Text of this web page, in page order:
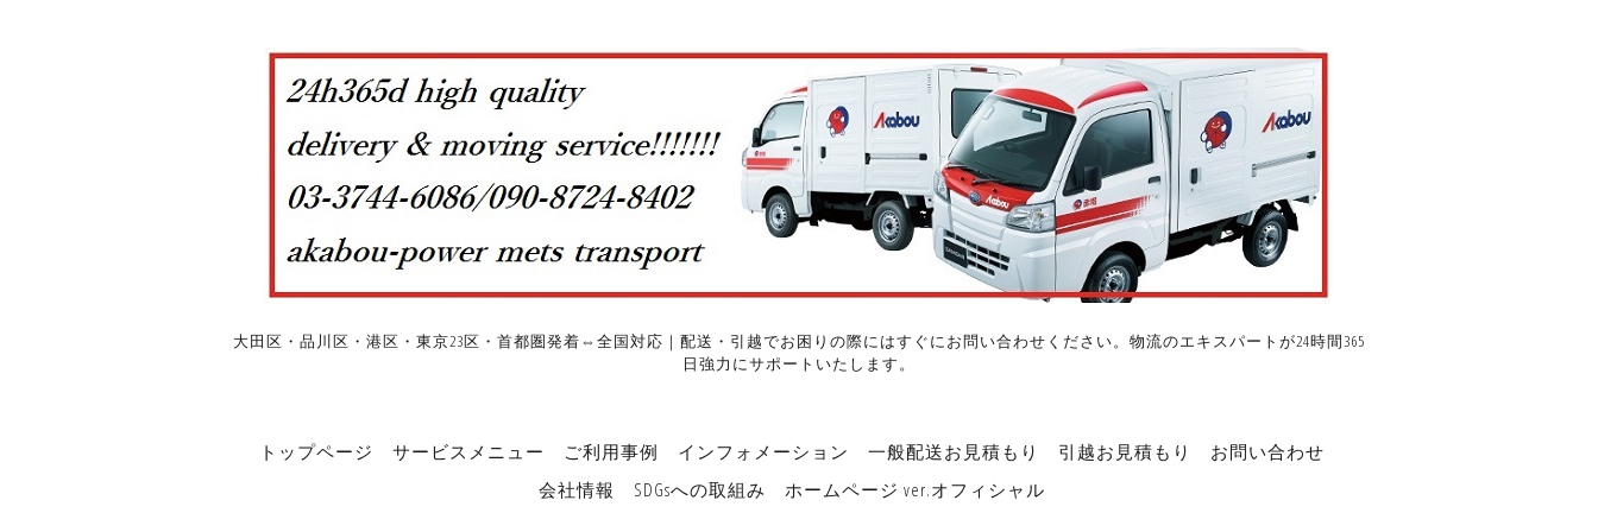
大田区・品川区・港区・東京23区・首都圏発着⇔全国対応｜配送・引越でお困りの際にはすぐにお問い合わせください。物流のエキスパートが24時間365
日強力にサポートいたします。
トップページ サービスメニュー ご利用事例 インフォメーション 一般配送お見積もり 引越お見積もり
お問い合わせ
会社情報
SDGsへの取組み ホームページ ver.オフィシャル